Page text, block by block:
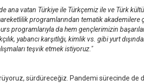
ana vatan Türkiye ile Türkçemiz ile ve Türk
programlarından tematik akademilere
programlarıyla da hem gençlerimizin
yabancı karşıtlığı, kimlik vs. gibi yurt
teşvik etmek istiyoruz."
sürdüreceğiz. Pandemi sürecinde de